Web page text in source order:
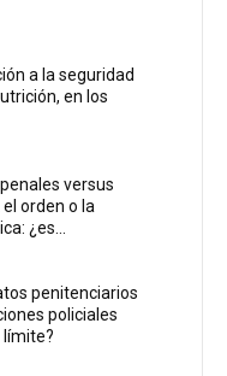
a la seguridad
en los
versus
orden o la
¿es...
penitenciarios
policiales
límite?